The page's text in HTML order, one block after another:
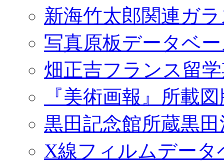
新海竹太郎関連ガ
写真原板データベ
畑正吉フランス留
『美術画報』所載
黒田記念館所蔵黒
X線フィルムデータ